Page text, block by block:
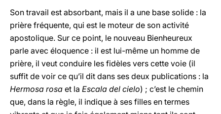
Son travail est absorbant, mais il a une base solide : la
prière fréquente, qui est le moteur de son activité
apostolique. Sur ce point, le nouveau Bienheureux
parle avec éloquence : il est lui-même un homme de
prière, il veut conduire les fidèles vers cette voie (il
suffit de voir ce qu’il dit dans ses deux publications : la
Hermosa rosa et la Escala del cielo) ; c’est le chemin
que, dans la règle, il indique à ses filles en termes